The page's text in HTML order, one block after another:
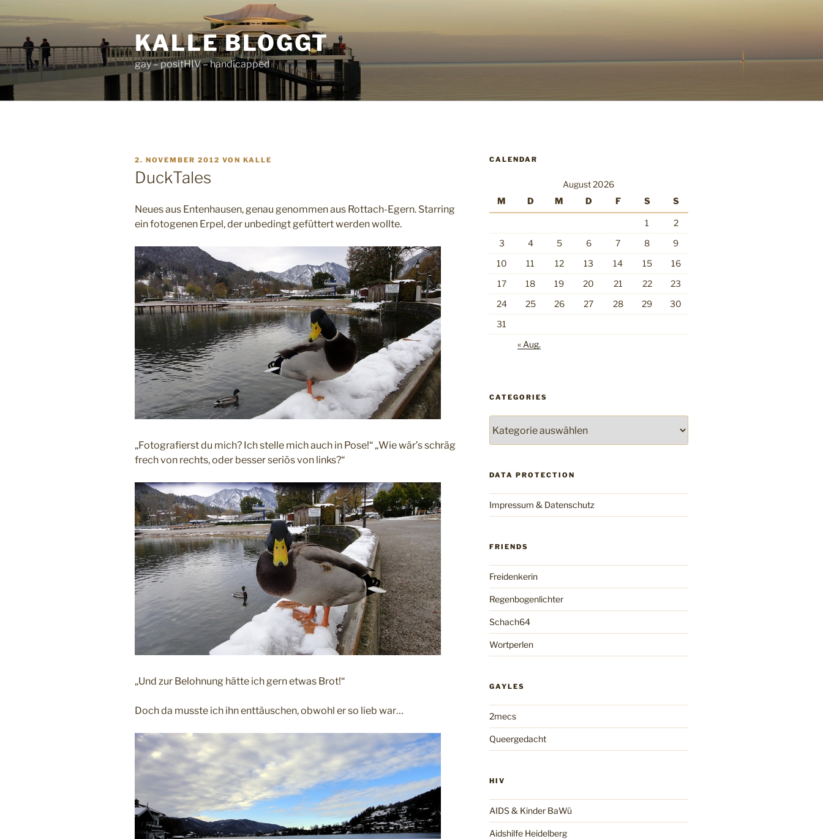
Inhalt
springen
KALLE BLOGGT
gay – positHIV – handicapped
VERÖFFENTLICHT
AM
2. NOVEMBER 2012 VON KALLE
DuckTales
Neues aus Entenhausen, genau genommen aus Rottach-Egern. Starring
ein fotogenen Erpel, der unbedingt gefüttert werden wollte.
„Fotografierst du mich? Ich stelle mich auch in Pose!“ „Wie wär’s schräg
frech von rechts, oder besser seriös von links?“
„Und zur Belohnung hätte ich gern etwas Brot!“
Doch da musste ich ihn enttäuschen, obwohl er so lieb war…
CALENDAR
August 2026
M
D M D F S S
1
2
3
4 5 6 7 8
9
10
11 12 13 14 15
16
17
18 19 20 21 22
23
24
25 26 27 28 29
30
31
« Aug.
CATEGORIES
DATA PROTECTION
Impressum & Datenschutz
FRIENDS
Freidenkerin
Regenbogenlichter
Schach64
Wortperlen
GAYLES
2mecs
Queergedacht
HIV
AIDS & Kinder BaWü
Aidshilfe Heidelberg